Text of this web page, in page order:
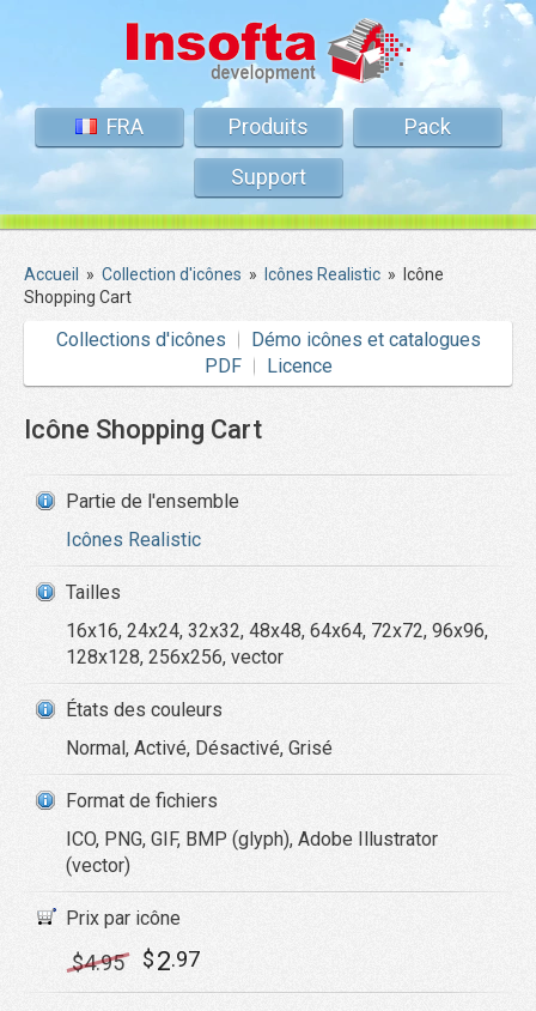
FRA Produits
Pack
Support
Accueil » Collection d'icônes » Icônes Realistic »
Icône
Shopping Cart
Collections d'icônes
Démo icônes et catalogues
PDF
Licence
Icône Shopping Cart
Partie de l'ensemble
Icônes Realistic
Tailles
16x16, 24x24, 32x32, 48x48, 64x64, 72x72, 96x96,
128x128, 256x256, vector
États des couleurs
Normal, Activé, Désactivé, Grisé
Format de fichiers
ICO, PNG, GIF, BMP (glyph), Adobe Illustrator
(vector)
Prix par icône
$4.95 $2.97